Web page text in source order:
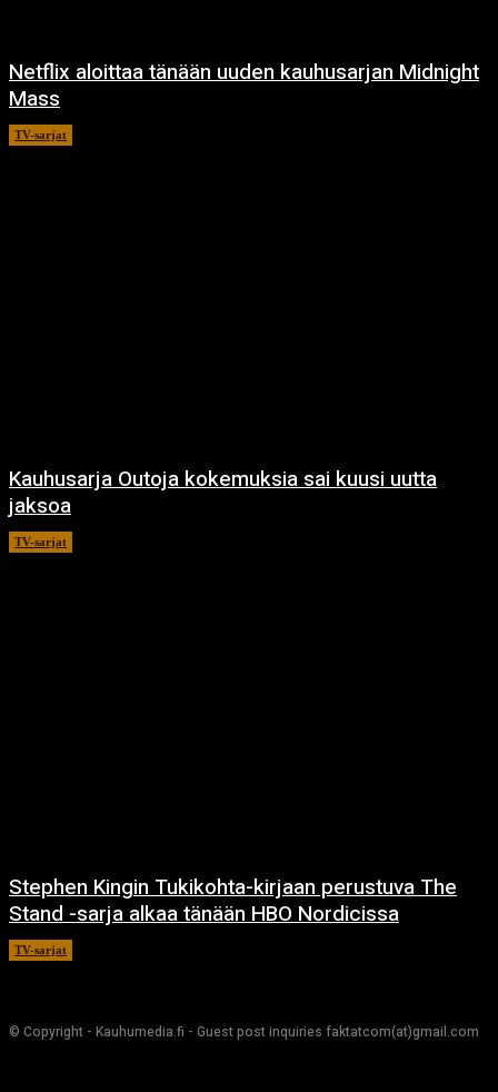
Netflix aloittaa tänään uuden kauhusarjan Midnight
Mass
TV-sarjat
Kauhusarja Outoja kokemuksia sai kuusi uutta
jaksoa
TV-sarjat
Stephen Kingin Tukikohta-kirjaan perustuva The
Stand -sarja alkaa tänään HBO Nordicissa
TV-sarjat
© Copyright - Kauhumedia.fi - Guest post inquiries faktatcom(at)gmail.com